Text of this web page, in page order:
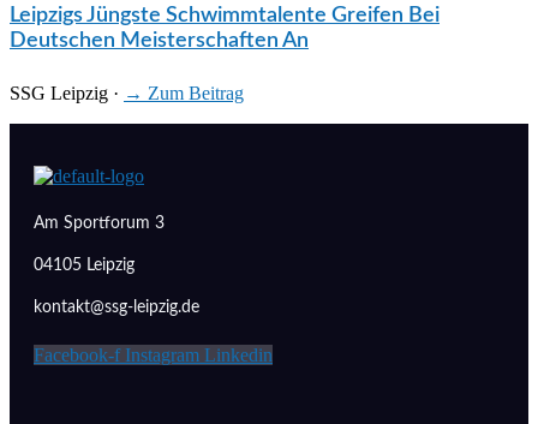
Leipzigs Jüngste Schwimmtalente Greifen Bei
Deutschen Meisterschaften An
SSG Leipzig · → Zum Beitrag
Am Sportforum 3
04105 Leipzig
kontakt@ssg-leipzig.de
Facebook-f Instagram Linkedin